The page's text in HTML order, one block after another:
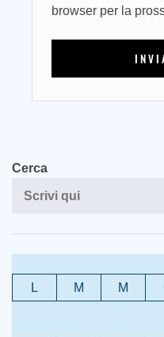
browser per la
Cerca
L
M M